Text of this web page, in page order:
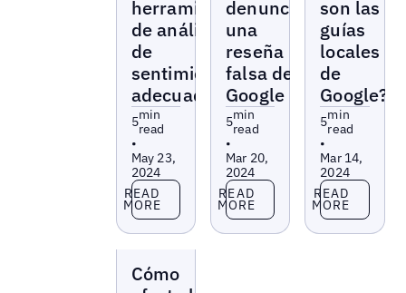
herramienta
de análisis
de
sentimientos
adecuada
5min
read
•
May 23,
2024
Read more
READ
MORE
denunciar
una
reseña
falsa de
Google
5min
read
•
Mar 20,
2024
Read more
READ
MORE
son las
guías
locales
de
Google?
5min
read
•
Mar 14,
2024
Read more
READ
MORE
Cómo